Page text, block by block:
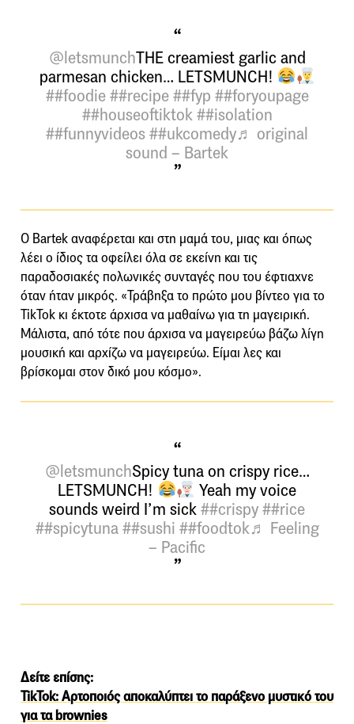
@letsmunchTHE creamiest garlic and
parmesan chicken… LETSMUNCH!
##foodie ##recipe ##fyp ##foryoupage
##houseoftiktok ##isolation
##funnyvideos##ukcomedy♬ original
sound – Bartek
Ο Bartek αναφέρεται και στη μαμά του, μιας και όπως
λέει ο ίδιος τα οφείλει όλα σε εκείνη και τις
παραδοσιακές πολωνικές συνταγές που του έφτιαχνε
όταν ήταν μικρός. «Τράβηξα το πρώτο μου βίντεο για το
TikTok κι έκτοτε άρχισα να μαθαίνω για τη μαγειρική.
Μάλιστα, από τότε που άρχισα να μαγειρεύω βάζω λίγη
μουσική και αρχίζω να μαγειρεύω. Είμαι λες και
βρίσκομαι στον δικό μου κόσμο».
@letsmunchSpicy tuna on crispy rice…
LETSMUNCH!
Yeah my voice
sounds weird I’m sick##crispy##rice
##spicytuna ##sushi ##foodtok♬ Feeling
– Pacific
Δείτε επίσης:
TikTok: Αρτοποιός αποκαλύπτει το παράξενο μυστικό του
για τα brownies